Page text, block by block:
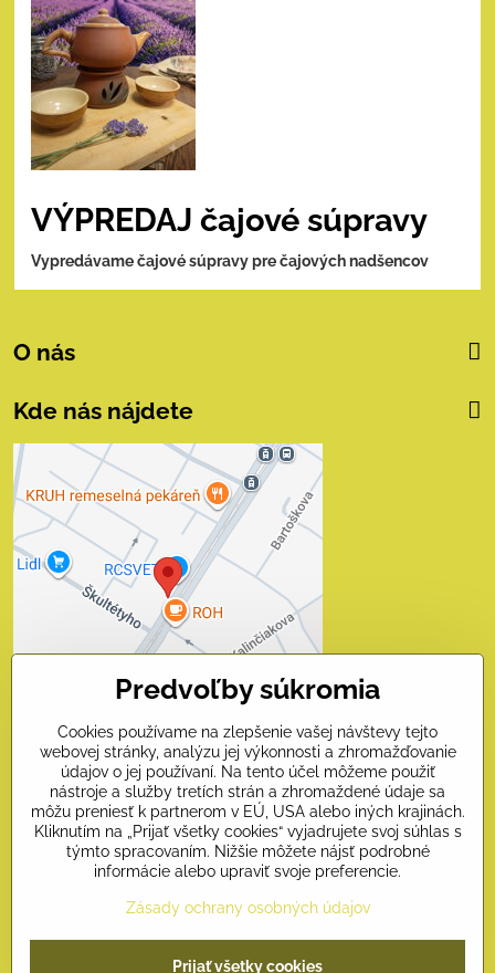
VÝPREDAJ čajové súpravy
Vypredávame čajové súpravy pre čajových nadšencov
O nás
Kde nás nájdete
Externý obsah je
blokovaný Voľbami
súkromia
Prajete si načítať externý obsah?
Povoliť tentokrát
Povoliť a zapamätať - súhlas
Otvoriť obsah v novom okne
Kontakty
Naši priatelia
©2026Copyright
Predvoľby súkromia
Cookies používame na zlepšenie vašej návštevy tejto
webovej stránky, analýzu jej výkonnosti a zhromažďovanie
údajov o jej používaní. Na tento účel môžeme použiť
nástroje a služby tretích strán a zhromaždené údaje sa
môžu preniesť k partnerom v EÚ, USA alebo iných krajinách.
Kliknutím na „Prijať všetky cookies“ vyjadrujete svoj súhlas s
týmto spracovaním. Nižšie môžete nájsť podrobné
informácie alebo upraviť svoje preferencie.
Zásady ochrany osobných údajov
Prijať všetky cookies